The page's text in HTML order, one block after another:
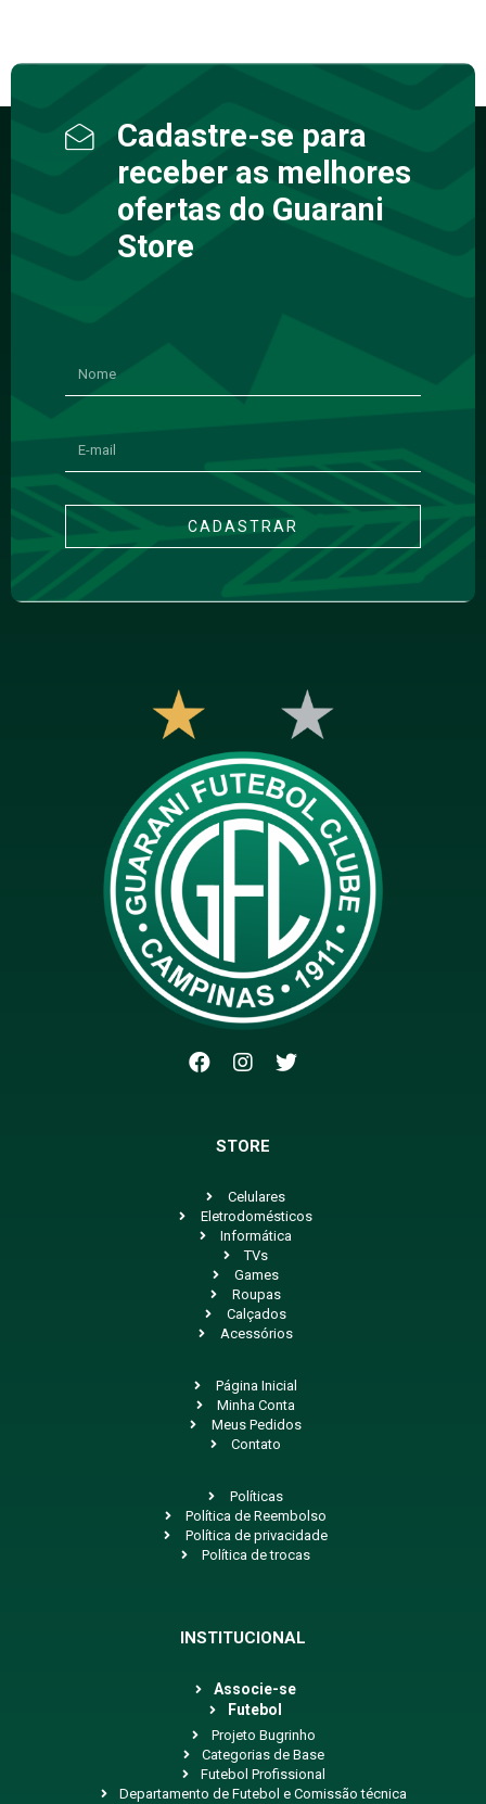
Cadastre-se para
receber as melhores
ofertas do Guarani
Store
CADASTRAR
STORE
Celulares
Eletrodomésticos
Informática
TVs
Games
Roupas
Calçados
Acessórios
Página Inicial
Minha Conta
Meus Pedidos
Contato
Políticas
Política de Reembolso
Política de privacidade
Política de trocas
INSTITUCIONAL
Associe-se
Futebol
Projeto Bugrinho
Categorias de Base
Futebol Profissional
Departamento de Futebol e Comissão técnica